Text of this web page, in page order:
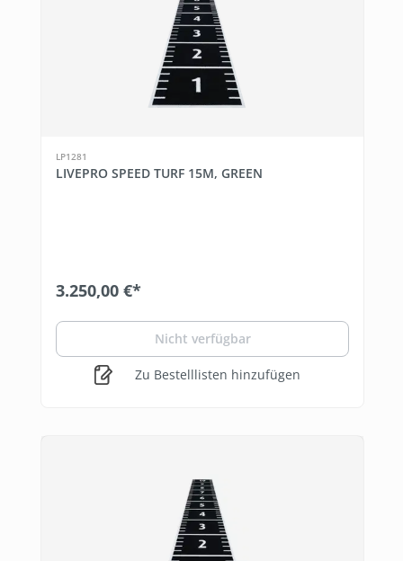
LP1281
LIVEPRO SPEED TURF 15M, GREEN
3.250,00 €*
Nicht verfügbar
Zu Bestelllisten hinzufügen